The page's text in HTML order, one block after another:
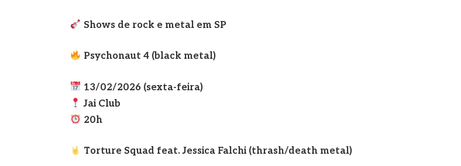
Shows de rock e metal em SP
Psychonaut 4 (black metal)
13/02/2026 (sexta-feira)
Jai Club
20h
Torture Squad feat. Jessica Falchi (thrash/death metal)